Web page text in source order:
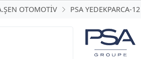
OTOMOTİV PSA YEDEKPARCA-12